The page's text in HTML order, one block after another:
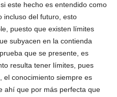
si este hecho es entendido como
incluso del futuro, esto
puesto que existen límites
subyacen en la contienda
que se presente, es
resulta tener límites, pues
el conocimiento siempre es
que por más perfecta que